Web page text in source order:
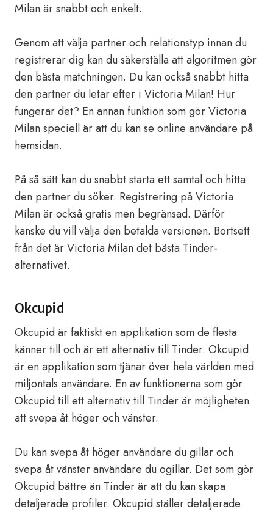
Milan är snabbt och enkelt.
Genom att välja partner och relationstyp innan du
registrerar dig kan du säkerställa att algoritmen gör
den bästa matchningen. Du kan också snabbt hitta
den partner du letar efter i Victoria Milan! Hur
fungerar det? En annan funktion som gör Victoria
Milan speciell är att du kan se online användare på
hemsidan.
På så sätt kan du snabbt starta ett samtal och hitta
den partner du söker. Registrering på Victoria
Milan är också gratis men begränsad. Därför
kanske du vill välja den betalda versionen. Bortsett
från det är Victoria Milan det bästa Tinder-
alternativet.
Okcupid
Okcupid är faktiskt en applikation som de flesta
känner till och är ett alternativ till Tinder. Okcupid
är en applikation som tjänar över hela världen med
miljontals användare. En av funktionerna som gör
Okcupid till ett alternativ till Tinder är möjligheten
att svepa åt höger och vänster.
Du kan svepa åt höger användare du gillar och
svepa åt vänster användare du ogillar. Det som gör
Okcupid bättre än Tinder är att du kan skapa
detaljerade profiler. Okcupid ställer detaljerade